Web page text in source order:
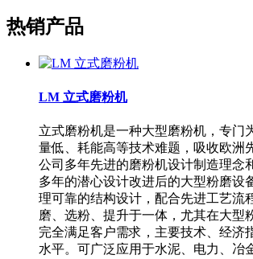
热销产品
LM 立式磨粉机
立式磨粉机是一种大型磨粉机，专门
量低、耗能高等技术难题，吸收欧洲
公司多年先进的磨粉机设计制造理念
多年的潜心设计改进后的大型粉磨设
理可靠的结构设计，配合先进工艺流
磨、选粉、提升于一体，尤其在大型
完全满足客户需求，主要技术、经济
水平。可广泛应用于水泥、电力、冶